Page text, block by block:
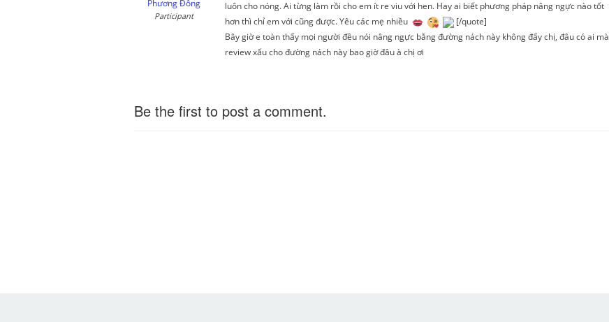
Phương Đông
Participant
luôn cho nóng. Ai từng làm rồi cho em ít re viu với hen. Hay ai biết phương pháp nâng ngực nào tốt
hơn thì chỉ em với cũng được. Yêu các mẹ nhiều
[/quote]
Bây giờ e toàn thấy mọi người đều nói nâng ngực bằng đường nách này không đấy chị, đâu có ai mà
review xấu cho đường nách này bao giờ đâu à chị ơi
Be the first to post a comment.